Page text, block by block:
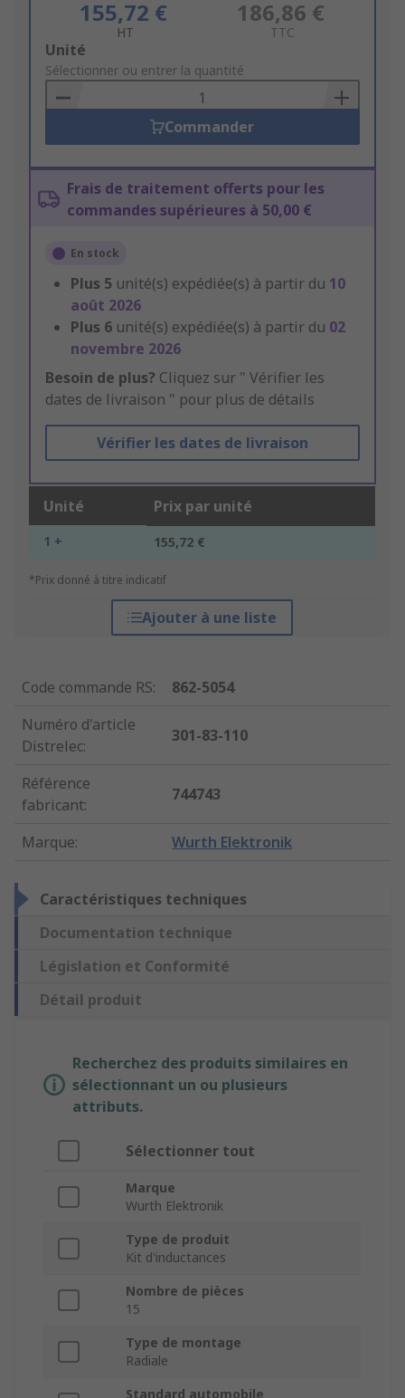
155,72 €
HT
186,86 €
TTC
Add
to
Basket
Unité
Sélectionner ou entrer la quantité
Commander
Frais de traitement offerts pour les
commandes supérieures à 50,00 €
En stock
Plus 5 unité(s) expédiée(s) à partir du 10
août 2026
Plus 6 unité(s) expédiée(s) à partir du 02
novembre 2026
Besoin de plus? Cliquez sur " Vérifier les
dates de livraison " pour plus de détails
Vérifier les dates de livraison
Unité Prix par unité
1 + 155,72 €
*Prix donné à titre indicatif
Ajouter à une liste
Code commande RS:
862-5054
Numéro d'article
Distrelec:
301-83-110
Référence
fabricant:
744743
Marque: Wurth Elektronik
Caractéristiques techniques
Documentation technique
Législation et Conformité
Détail produit
Recherchez des produits similaires en
sélectionnant un ou plusieurs
attributs.
Sélectionner tout
Marque
Wurth Elektronik
Type de produit
Kit d'inductances
Nombre de pièces
15
Type de montage
Radiale
Standard automobile